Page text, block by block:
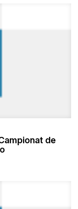
de